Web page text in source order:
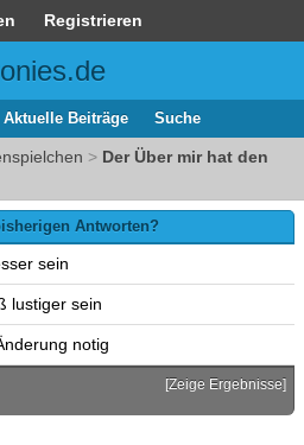
Registrieren
Aktuelle Beiträge Suche
> Der Über mir hat den
Antworten?
sein
lustiger sein
notig
[Zeige Ergebnisse]